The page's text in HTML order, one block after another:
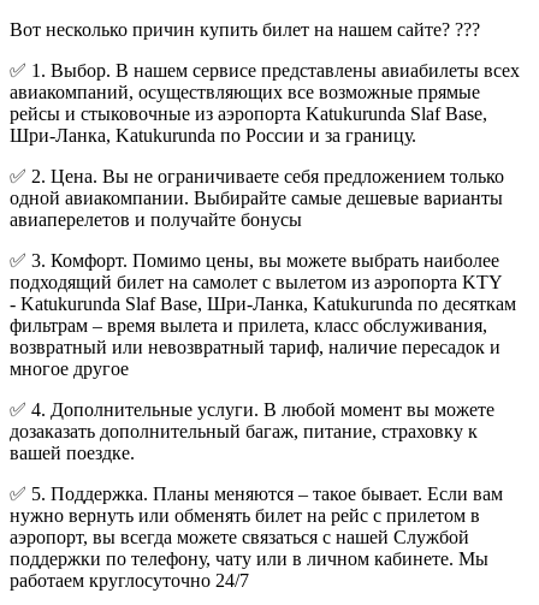
Вот несколько причин купить билет на нашем сайте? ???
✅ 1. Выбор. В нашем сервисе представлены авиабилеты всех
авиакомпаний, осуществляющих все возможные прямые
рейсы и стыковочные из аэропорта Katukurunda Slaf Base,
Шри-Ланка, Katukurunda по России и за границу.
✅ 2. Цена. Вы не ограничиваете себя предложением только
одной авиакомпании. Выбирайте самые дешевые варианты
авиаперелетов и получайте бонусы
✅ 3. Комфорт. Помимо цены, вы можете выбрать наиболее
подходящий билет на самолет с вылетом из аэропорта KTY
- Katukurunda Slaf Base, Шри-Ланка, Katukurunda по десяткам
фильтрам – время вылета и прилета, класс обслуживания,
возвратный или невозвратный тариф, наличие пересадок и
многое другое
✅ 4. Дополнительные услуги. В любой момент вы можете
дозаказать дополнительный багаж, питание, страховку к
вашей поездке.
✅ 5. Поддержка. Планы меняются – такое бывает. Если вам
нужно вернуть или обменять билет на рейс с прилетом в
аэропорт, вы всегда можете связаться с нашей Службой
поддержки по телефону, чату или в личном кабинете. Мы
работаем круглосуточно 24/7